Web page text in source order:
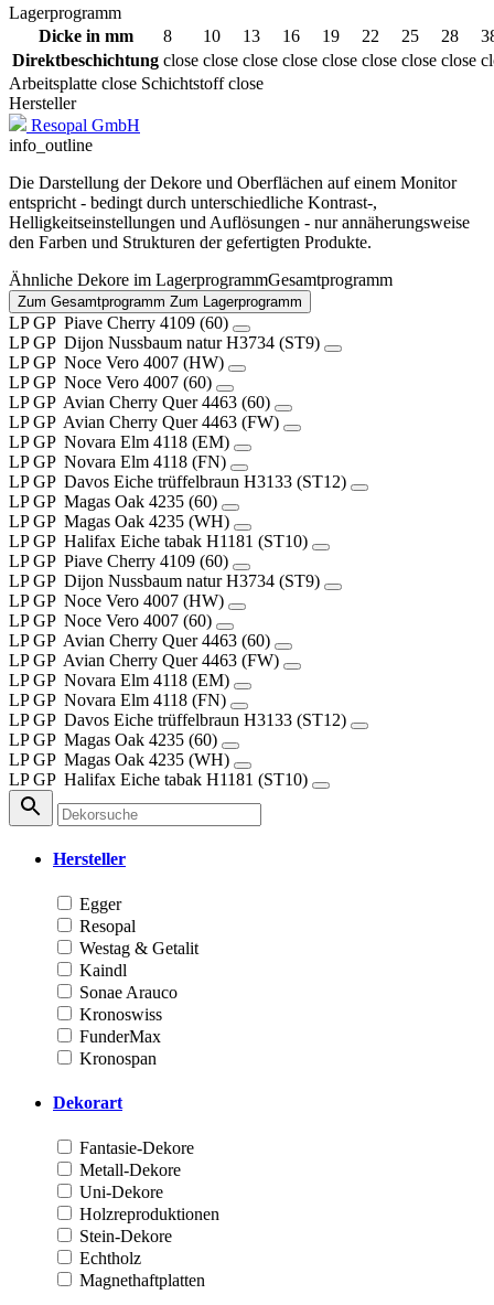
Lagerprogramm
Dicke in mm
8 10 13 16 19 22 25 28
Direktbeschichtung close close close close close close close close
Arbeitsplatte close Schichtstoff close
Hersteller
Resopal GmbH
info_outline
Die Darstellung der Dekore und Oberflächen auf einem Monitor
entspricht - bedingt durch unterschiedliche Kontrast-,
Helligkeitseinstellungen und Auflösungen - nur annäherungsweise
den Farben und Strukturen der gefertigten Produkte.
Ähnliche Dekore im LagerprogrammGesamtprogramm
Zum Gesamtprogramm Zum Lagerprogramm
LP GP Piave Cherry 4109 (60)
LP GP Dijon Nussbaum natur H3734 (ST9)
LP GP Noce Vero 4007 (HW)
LP GP Noce Vero 4007 (60)
LP GP Avian Cherry Quer 4463 (60)
LP GP Avian Cherry Quer 4463 (FW)
LP GP Novara Elm 4118 (EM)
LP GP Novara Elm 4118 (FN)
LP GP Davos Eiche trüffelbraun H3133 (ST12)
LP GP Magas Oak 4235 (60)
LP GP Magas Oak 4235 (WH)
LP GP Halifax Eiche tabak H1181 (ST10)
LP GP Piave Cherry 4109 (60)
LP GP Dijon Nussbaum natur H3734 (ST9)
LP GP Noce Vero 4007 (HW)
LP GP Noce Vero 4007 (60)
LP GP Avian Cherry Quer 4463 (60)
LP GP Avian Cherry Quer 4463 (FW)
LP GP Novara Elm 4118 (EM)
LP GP Novara Elm 4118 (FN)
LP GP Davos Eiche trüffelbraun H3133 (ST12)
LP GP Magas Oak 4235 (60)
LP GP Magas Oak 4235 (WH)
LP GP Halifax Eiche tabak H1181 (ST10)
Hersteller
Egger
Resopal
Westag & Getalit
Kaindl
Sonae Arauco
Kronoswiss
FunderMax
Kronospan
Dekorart
Fantasie-Dekore
Metall-Dekore
Uni-Dekore
Holzreproduktionen
Stein-Dekore
Echtholz
Magnethaftplatten